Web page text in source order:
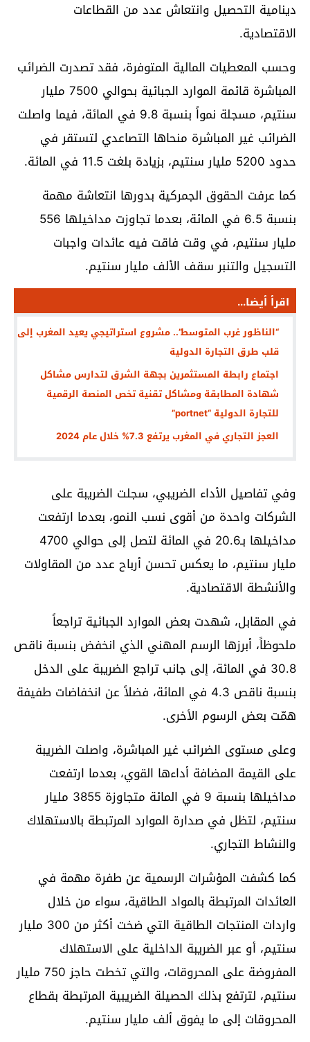
دينامية التحصيل وانتعاش عدد من القطاعات
الاقتصادية.
وحسب المعطيات المالية المتوفرة، فقد تصدرت الضرائب
المباشرة قائمة الموارد الجبائية بحوالي 7500 مليار
سنتيم، مسجلة نمواً بنسبة 9.8 في المائة، فيما واصلت
الضرائب غير المباشرة منحاها التصاعدي لتستقر في
حدود 5200 مليار سنتيم، بزيادة بلغت 11.5 في المائة.
كما عرفت الحقوق الجمركية بدورها انتعاشة مهمة
بنسبة 6.5 في المائة، بعدما تجاوزت مداخيلها 556
مليار سنتيم، في وقت فاقت فيه عائدات واجبات
التسجيل والتنبر سقف الألف مليار سنتيم.
اقرأ أيضا...
“الناظور غرب المتوسط”.. مشروع استراتيجي يعيد المغرب إلى
قلب طرق التجارة الدولية
اجتماع رابطة المستثمرين بجهة الشرق لتدارس مشاكل
شهادة المطابقة ومشاكل تقنية تخص المنصة الرقمية
للتجارة الدولية “portnet”
العجز التجاري في المغرب يرتفع 7.3% خلال عام 2024
وفي تفاصيل الأداء الضريبي، سجلت الضريبة على
الشركات واحدة من أقوى نسب النمو، بعدما ارتفعت
مداخيلها بـ20.6 في المائة لتصل إلى حوالي 4700
مليار سنتيم، ما يعكس تحسن أرباح عدد من المقاولات
والأنشطة الاقتصادية.
في المقابل، شهدت بعض الموارد الجبائية تراجعاً
ملحوظاً، أبرزها الرسم المهني الذي انخفض بنسبة ناقص
30.8 في المائة، إلى جانب تراجع الضريبة على الدخل
بنسبة ناقص 4.3 في المائة، فضلاً عن انخفاضات طفيفة
همّت بعض الرسوم الأخرى.
وعلى مستوى الضرائب غير المباشرة، واصلت الضريبة
على القيمة المضافة أداءها القوي، بعدما ارتفعت
مداخيلها بنسبة 9 في المائة متجاوزة 3855 مليار
سنتيم، لتظل في صدارة الموارد المرتبطة بالاستهلاك
والنشاط التجاري.
كما كشفت المؤشرات الرسمية عن طفرة مهمة في
العائدات المرتبطة بالمواد الطاقية، سواء من خلال
واردات المنتجات الطاقية التي ضخت أكثر من 300 مليار
سنتيم، أو عبر الضريبة الداخلية على الاستهلاك
المفروضة على المحروقات، والتي تخطت حاجز 750 مليار
سنتيم، لترتفع بذلك الحصيلة الضريبية المرتبطة بقطاع
المحروقات إلى ما يفوق ألف مليار سنتيم.